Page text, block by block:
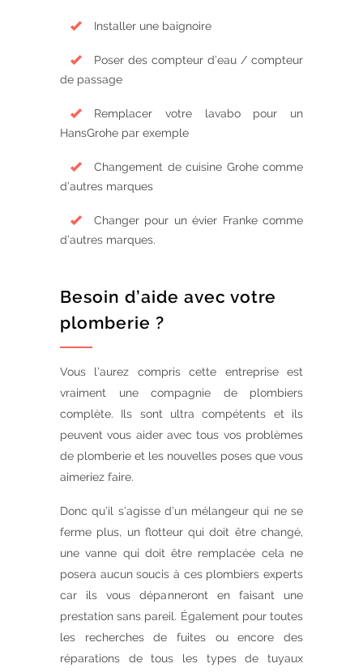
Installer une baignoire
Poser des compteur d’eau / compteur
de passage
Remplacer votre lavabo pour un
HansGrohe par exemple
Changement de cuisine Grohe comme
d’autres marques
Changer pour un évier Franke comme
d’autres marques.
Besoin d’aide avec votre
plomberie ?
Vous l’aurez compris cette entreprise est
vraiment une compagnie de plombiers
complète. Ils sont ultra compétents et ils
peuvent vous aider avec tous vos problèmes
de plomberie et les nouvelles poses que vous
aimeriez faire.
Donc qu’il s’agisse d’un mélangeur qui ne se
ferme plus, un flotteur qui doit être changé,
une vanne qui doit être remplacée cela ne
posera aucun soucis à ces plombiers experts
car ils vous dépanneront en faisant une
prestation sans pareil. Également pour toutes
les recherches de fuites ou encore des
réparations de tous les types de tuyaux